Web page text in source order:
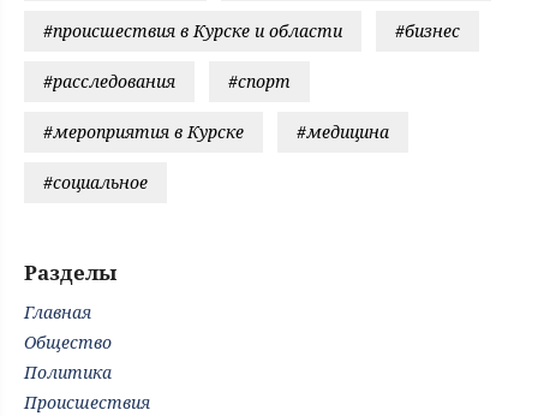
#происшествия в Курске и области #бизнес
#расследования #спорт
#мероприятия в Курске #медицина
#социальное
Разделы
Главная
Общество
Политика
Происшествия